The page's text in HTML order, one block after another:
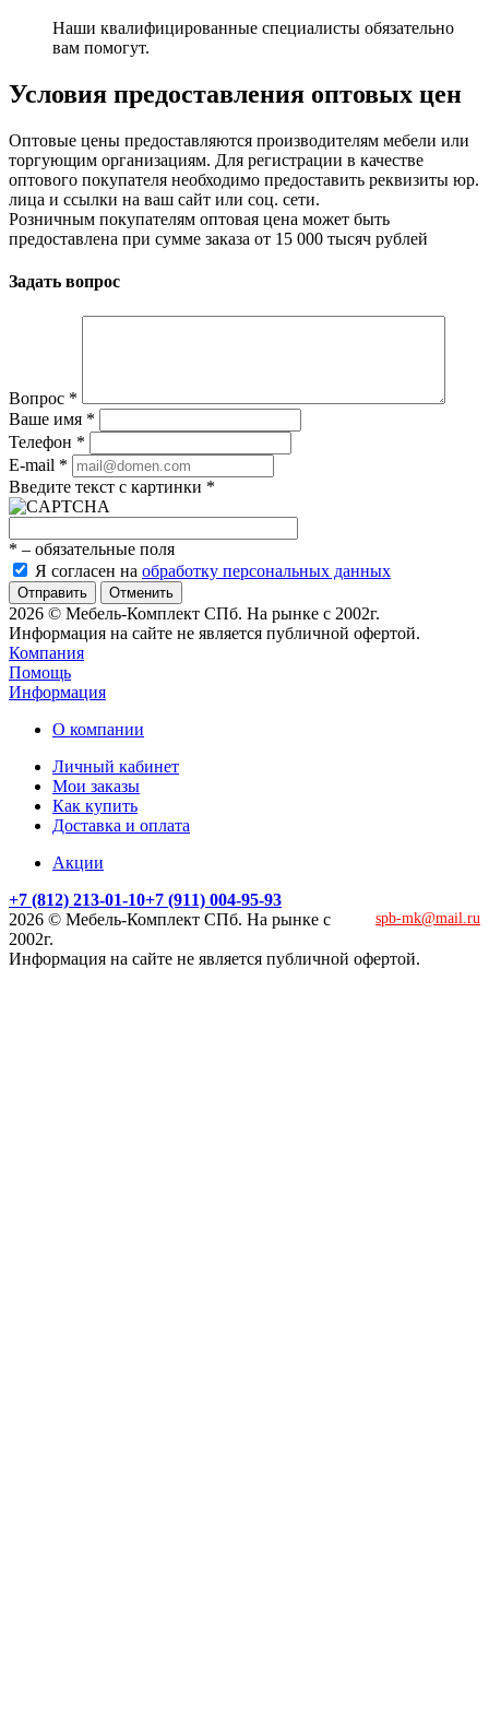
Наши квалифицированные специалисты обязательно
вам помогут.
Условия предоставления оптовых цен
Оптовые цены предоставляются производителям мебели или
торгующим организациям. Для регистрации в качестве
оптового покупателя необходимо предоставить реквизиты юр.
лица и ссылки на ваш сайт или соц. сети.
Розничным покупателям оптовая цена может быть
предоставлена при сумме заказа от 15 000 тысяч рублей
Задать вопрос
Вопрос *
Ваше имя *
Телефон *
E-mail *
Введите текст с картинки *
* – обязательные поля
Я согласен на обработку персональных данных
Отменить
2026 © Мебель-Комплект СПб. На рынке с 2002г.
Информация на сайте не является публичной офертой.
Компания
Помощь
Информация
О компании
Личный кабинет
Мои заказы
Как купить
Доставка и оплата
Акции
+7 (812) 213-01-10+7 (911) 004-95-93
spb-mk@mail.ru
2026 © Мебель-Комплект СПб. На рынке с
2002г.
Информация на сайте не является публичной офертой.